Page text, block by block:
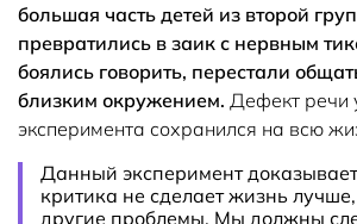
большая часть детей из второй
превратились в заик с нервным
боялись говорить, перестали
близким окружением. Дефект речи
эксперимента сохранился на всю
Данный эксперимент
критика не сделает жизнь
другие проблемы. Мы должны